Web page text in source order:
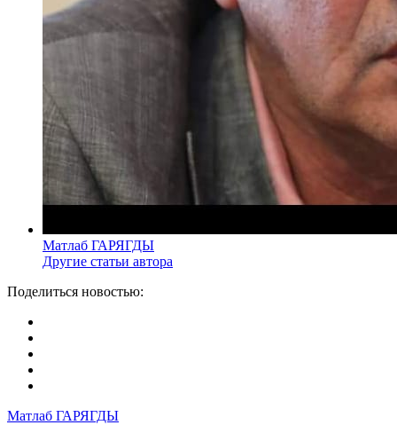
Матлаб ГАРЯГДЫ
Другие статьи автора
Поделиться новостью:
Матлаб ГАРЯГДЫ